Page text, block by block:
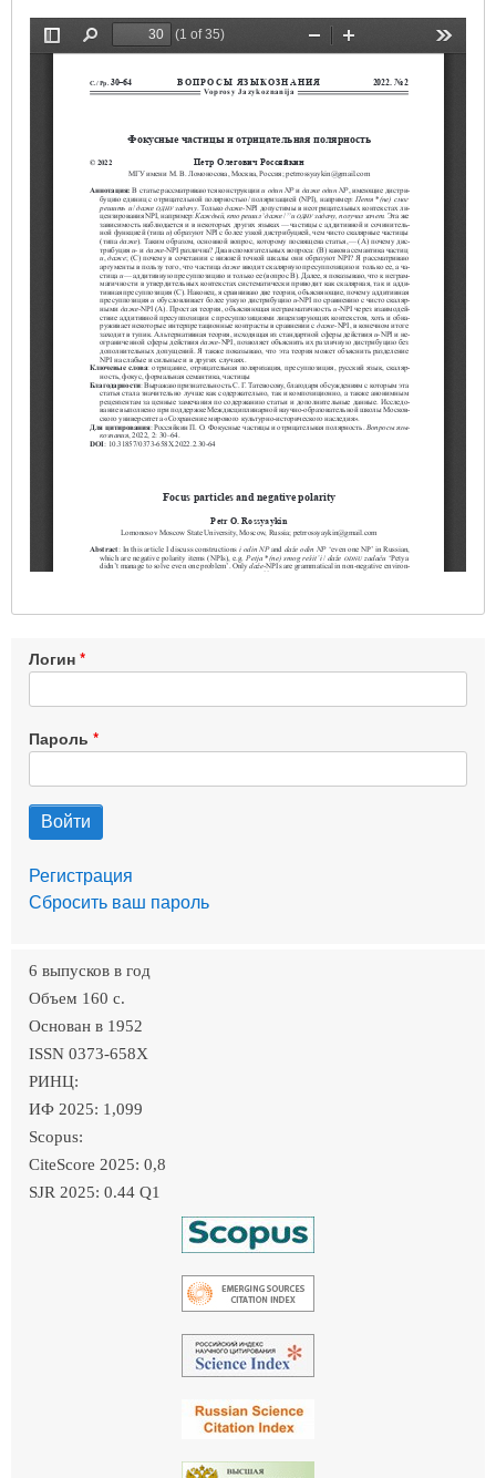
Логин
Пароль
Регистрация
Сбросить ваш пароль
6 выпусков в год
Объем 160 c.
Основан в 1952
ISSN 0373-658X
РИНЦ:
ИФ 2025: 1,099
Scopus:
CiteScore 2025: 0,8
SJR 2025: 0.44 Q1